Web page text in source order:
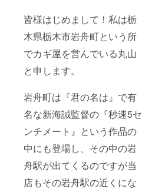
皆様はじめまして！私は栃
木県栃木市岩舟町という所
でカギ屋を営んでいる丸山
と申します。
岩舟町は『君の名は』で有
名な新海誠監督の『秒速5セ
ンチメート』という作品の
中にも登場し、その中の岩
舟駅が出てくるのですが当
店もその岩舟駅の近くにな